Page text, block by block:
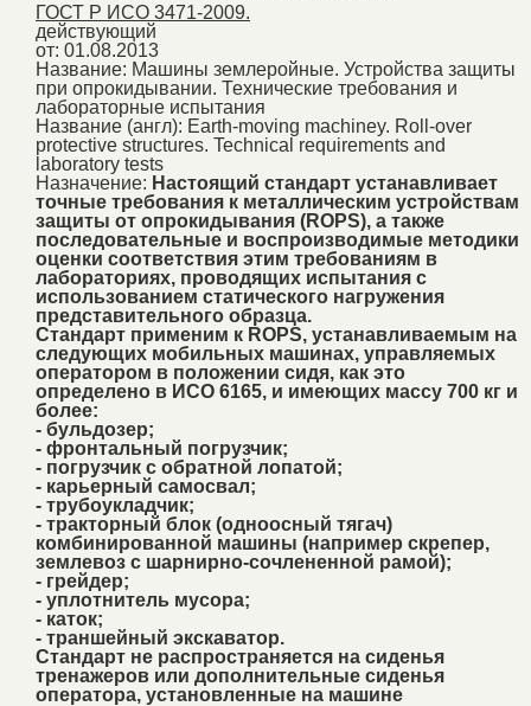
ГОСТ Р ИСО 3471-2009.
действующий
от: 01.08.2013
Название: Машины землеройные. Устройства защиты
при опрокидывании. Технические требования и
лабораторные испытания
Название (англ): Earth-moving machiney. Roll-over
protective structures. Technical requirements and
laboratory tests
Назначение: Настоящий стандарт устанавливает
точные требования к металлическим устройствам
защиты от опрокидывания (ROPS), а также
последовательные и воспроизводимые методики
оценки соответствия этим требованиям в
лабораториях, проводящих испытания с
использованием статического нагружения
представительного образца.
Стандарт применим к ROPS, устанавливаемым на
следующих мобильных машинах, управляемых
оператором в положении сидя, как это
определено в ИСО 6165, и имеющих массу 700 кг и
более:
- бульдозер;
- фронтальный погрузчик;
- погрузчик с обратной лопатой;
- карьерный самосвал;
- трубоукладчик;
- тракторный блок (одноосный тягач)
комбинированной машины (например скрепер,
землевоз с шарнирно-сочлененной рамой);
- грейдер;
- уплотнитель мусора;
- каток;
- траншейный экскаватор.
Стандарт не распространяется на сиденья
тренажеров или дополнительные сиденья
оператора, установленные на машине